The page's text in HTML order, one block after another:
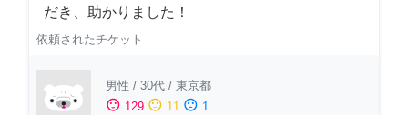
だき、助かりました！
依頼されたチケット
男性 / 30代 / 東京都
sentiment_satisfied 129 sentiment_neutral 11 sentiment_dissatisfied 1